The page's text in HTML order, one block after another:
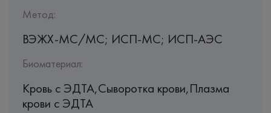
Метод:
ВЭЖХ-МС/МС; ИСП-МС; ИСП-АЭС
Биоматериал:
Кровь c ЭДТА,Сыворотка крови,Плазма
крови с ЭДТА